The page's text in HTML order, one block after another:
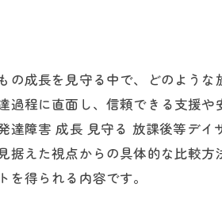
の成長を見守る中で、どのよう
過程に直面し、信頼できる支援
達障害 成長 見守る 放課後等デ
据えた視点からの具体的な比較
を得られる内容です。